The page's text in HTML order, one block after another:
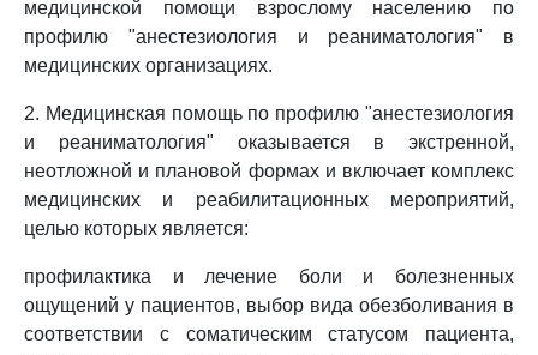
медицинской помощи взрослому населению по
профилю "анестезиология и реаниматология" в
медицинских организациях.
2. Медицинская помощь по профилю "анестезиология
и реаниматология" оказывается в экстренной,
неотложной и плановой формах и включает комплекс
медицинских и реабилитационных мероприятий,
целью которых является:
профилактика и лечение боли и болезненных
ощущений у пациентов, выбор вида обезболивания в
соответствии с соматическим статусом пациента,